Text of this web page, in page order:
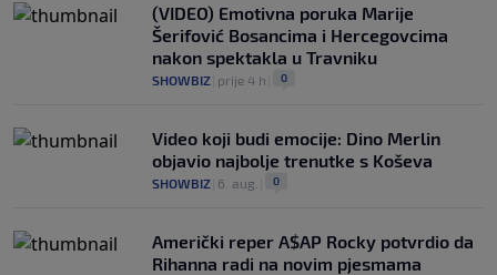
(VIDEO) Emotivna poruka Marije
Šerifović Bosancima i Hercegovcima
nakon spektakla u Travniku
SHOWBIZ prije 4 h 0
Video koji budi emocije: Dino Merlin
objavio najbolje trenutke s Koševa
SHOWBIZ 6. aug. 0
Američki reper A$AP Rocky potvrdio da
Rihanna radi na novim pjesmama